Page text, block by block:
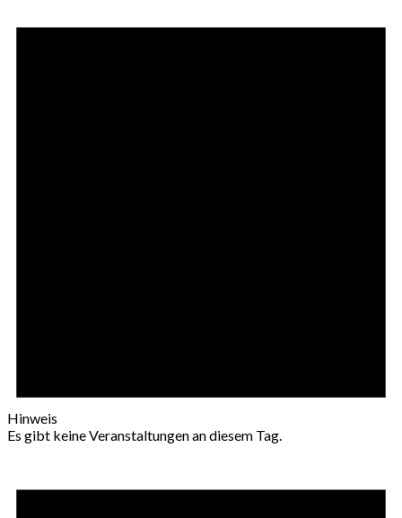
Hinweis
Es gibt keine Veranstaltungen an diesem Tag.